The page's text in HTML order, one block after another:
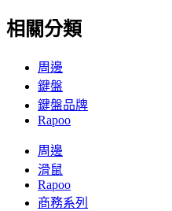
相關分類
周邊
鍵盤
鍵盤品牌
Rapoo
周邊
滑鼠
Rapoo
商務系列